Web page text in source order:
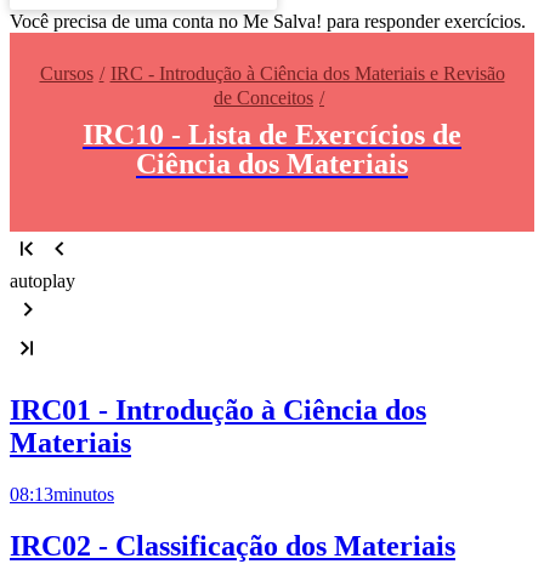
Você precisa de uma conta no Me Salva! para responder exercícios.
Cursos
IRC - Introdução à Ciência dos Materiais e Revisão
de Conceitos
IRC10 - Lista de Exercícios de
Ciência dos Materiais
autoplay
IRC01 - Introdução à Ciência dos
Materiais
08:13minutos
IRC02 - Classificação dos Materiais